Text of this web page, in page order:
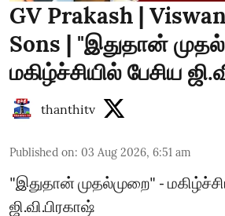
GV Prakash |
Sons | "இதுதான்
மகிழ்ச்சியில் பேசிய
thanthitv
Published on: 03 Aug 2026, 6:51 am
"இதுதான் முதல்முறை" -
ஜி.வி.பிரகாஷ்